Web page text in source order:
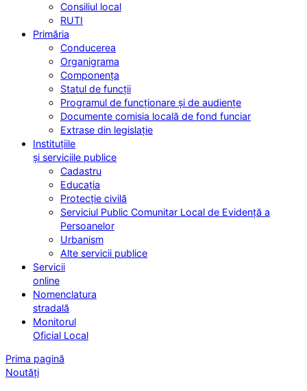
Consiliul local
RUTI
Primăria
Conducerea
Organigrama
Componența
Statul de funcții
Programul de funcționare și de audiențe
Documente comisia locală de fond funciar
Extrase din legislație
Instituțiile
și serviciile publice
Cadastru
Educația
Protecție civilă
Serviciul Public Comunitar Local de Evidență a
Persoanelor
Urbanism
Alte servicii publice
Servicii
online
Nomenclatura
stradală
Monitorul
Oficial Local
Prima pagină
Noutăți